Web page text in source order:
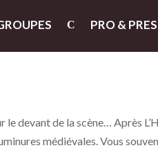
PRO &
le devant de la scène… Après
médiévales. Vous